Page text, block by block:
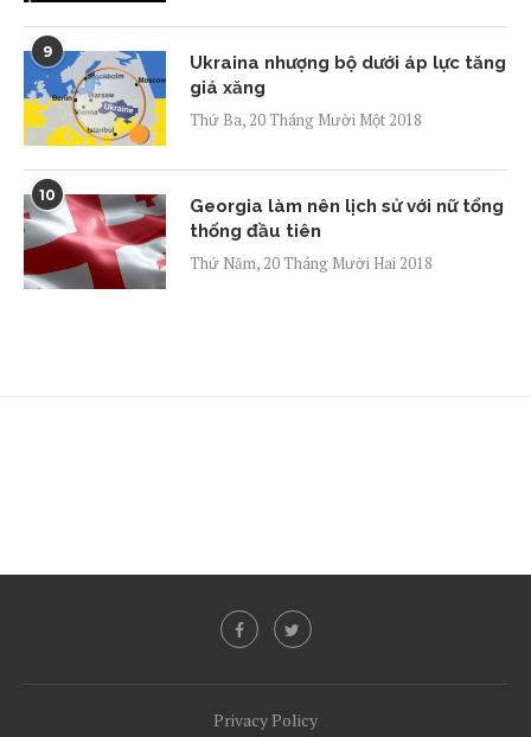
9
Ukraina nhượng bộ dưới áp lực tăng
giá xăng
Thứ Ba, 20 Tháng Mười Một 2018
10
Georgia làm nên lịch sử với nữ tổng
thống đầu tiên
Thứ Năm, 20 Tháng Mười Hai 2018
Privacy Policy